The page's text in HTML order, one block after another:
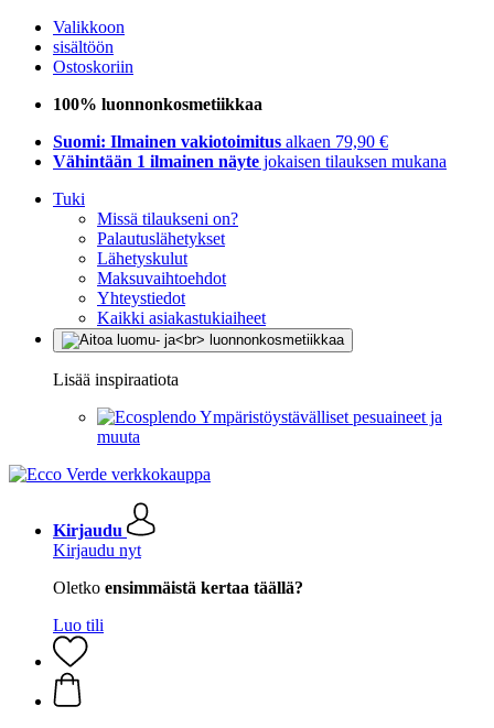
Valikkoon
sisältöön
Ostoskoriin
100% luonnonkosmetiikkaa
Suomi: Ilmainen vakiotoimitus alkaen 79,90 €
Vähintään 1 ilmainen näyte jokaisen tilauksen mukana
Tuki
Missä tilaukseni on?
Palautuslähetykset
Lähetyskulut
Maksuvaihtoehdot
Yhteystiedot
Kaikki asiakastukiaiheet
Lisää inspiraatiota
Ympäristöystävälliset pesuaineet ja
muuta
Kirjaudu
Kirjaudu nyt
Oletko ensimmäistä kertaa täällä?
Luo tili